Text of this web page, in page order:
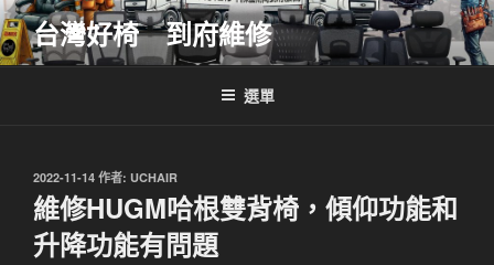
跳
至
主
台灣好椅 到府維修
選單
發
佈
於
2022-11-14 作者: UCHAIR
維修HUGM哈根雙背椅，傾仰功能和
升降功能有問題